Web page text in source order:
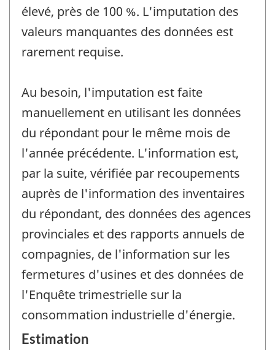
élevé, près de 100 %. L'imputation des
valeurs manquantes des données est
rarement requise.
Au besoin, l'imputation est faite
manuellement en utilisant les données
du répondant pour le même mois de
l'année précédente. L'information est,
par la suite, vérifiée par recoupements
auprès de l'information des inventaires
du répondant, des données des agences
provinciales et des rapports annuels de
compagnies, de l'information sur les
fermetures d'usines et des données de
l'Enquête trimestrielle sur la
consommation industrielle d'énergie.
Estimation